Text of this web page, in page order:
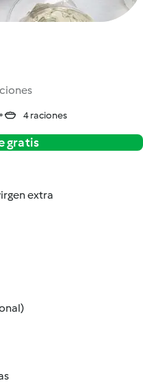
4 raciones
gratis
extra